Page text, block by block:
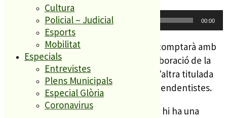
Cultura
Policial – Judicial
Esports
Mobilitat
Especials
Entrevistes
Plens Municipals
Especial Glòria
Coronavirus
Reproductor
00:00 00:00
Per celebrar el 90è aniversari, l’aplec comptarà amb
dues sardanes especials, una en col·laboració de la
Colla de Diables RatpenatsInfernals i l’altra titulada
“Llibertat”, en record als presos independentistes.
Prèviament a l’aplec, aquest dissabte, hi ha una